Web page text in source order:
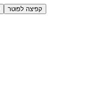
קפיצה לפוטר